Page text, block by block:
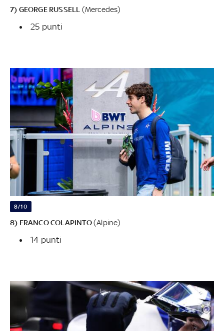
7) GEORGE RUSSELL (Mercedes)
25 punti
8/10
8) FRANCO COLAPINTO(Alpine)
14 punti